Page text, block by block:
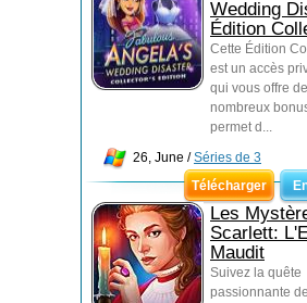
Wedding
Édition
Cette Édition
est un accès
qui vous offre de
nombreux
permet d...
26, June /Séries de 3
Télécharger
Les
Scarlett:
Maudit
Suivez la quête
passionnante